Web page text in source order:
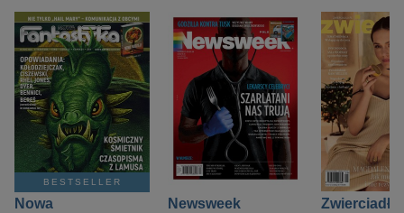
BESTSELLER
Nowa
Newsweek
Zwierciadło